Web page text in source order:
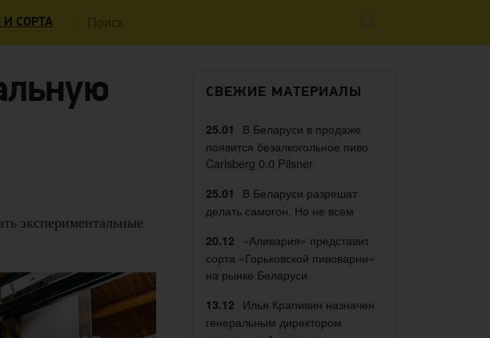
Поиск:
СОРТА
экспериментальные
СВЕЖИЕ МАТЕРИАЛЫ
25.01
В Беларуси в продаже
появится безалкогольное пиво
Carlsberg 0.0 Pilsner
25.01
В Беларуси разрешат
делать самогон. Но не всем
20.12
«Аливария» представит
сорта «Горьковской пивоварни»
на рынке Беларуси
13.12 Илья Крапивин назначен
генеральным директором